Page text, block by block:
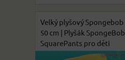
Velký plyšový Spongebob
50 cm | Plyšák SpongeBob
SquarePants pro děti